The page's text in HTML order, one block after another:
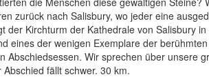
zurück nach Salisbury, wo jeder eine
Kirchturm der Kathedrale von Salisbury in
eines der wenigen Exemplare der
Abschiedsessen. Wir sprechen über unsere
fällt schwer. 30 km.